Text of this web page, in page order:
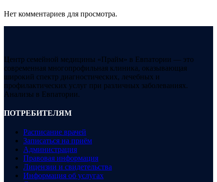
Нет комментариев для просмотра.
Центр семейной медицины «Прайм» в Евпатории — это
современная многопрофильная клиника, оказывающая
широкий спектр диагностических, лечебных и
профилактических услуг при различных заболеваниях.
Анализы в Евпатории.
ПОТРЕБИТЕЛЯМ
Расписание врачей
Записаться на приём
Администрация
Правовая информация
Лицензии и свидетельства
Информация об услугах